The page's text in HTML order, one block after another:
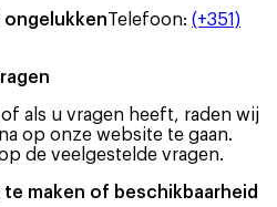
Telefoon: (+351)
als u vragen heeft, raden wij
op onze website te gaan.
de veelgestelde vragen.
maken of beschikbaarheid